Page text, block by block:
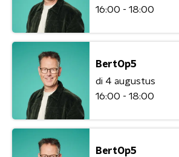
16:00 - 18:00
BertOp5
di 4 augustus
16:00 - 18:00
BertOp5